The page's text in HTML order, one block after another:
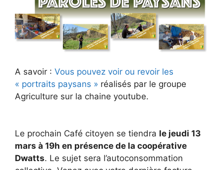
A savoir : Vous pouvez voir ou revoir les
« portraits paysans » réalisés par le groupe
Agriculture sur la chaine youtube.
Le prochain Café citoyen se tiendra le jeudi 13
mars à 19h en présence de la coopérative
Dwatts. Le sujet sera l’autoconsommation